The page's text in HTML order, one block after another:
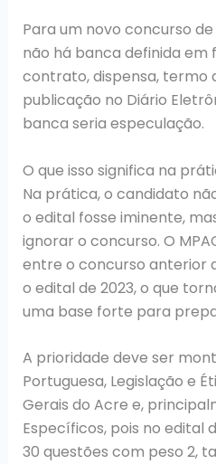
Para um novo concurso
não há banca definida em
contrato, dispensa, termo
publicação no Diário
banca seria especulação.
O que isso significa na
Na prática, o candidato
o edital fosse iminente,
ignorar o concurso. O
entre o concurso anterior
o edital de 2023, o que
uma base forte para
A prioridade deve ser
Portuguesa, Legislação e
Gerais do Acre e,
Específicos, pois no edital
30 questões com peso 2,